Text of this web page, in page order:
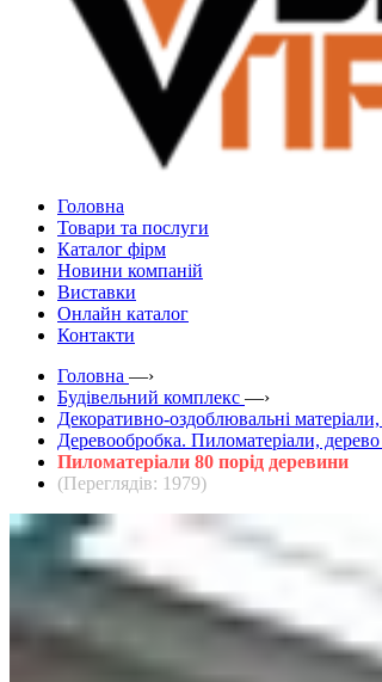
Головна
Товари та послуги
Каталог фірм
Новини компаній
Виставки
Онлайн каталог
Контакти
Головна —›
Будівельний комплекс —›
Декоративно-оздоблювальні матеріали,
Деревообробка. Пиломатеріали, дерево
Пиломатеріали 80 порід деревини
(Переглядів: 1979)